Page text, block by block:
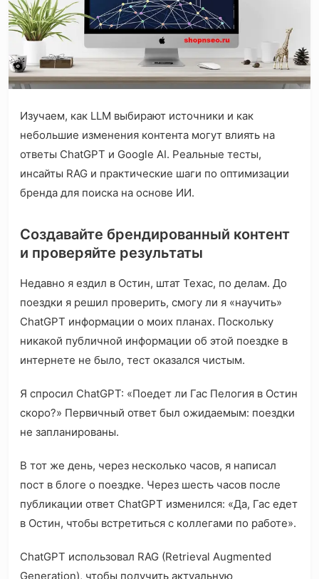
Изучаем, как LLM выбирают источники и как
небольшие изменения контента могут влиять на
ответы ChatGPT и Google AI. Реальные тесты,
инсайты RAG и практические шаги по оптимизации
бренда для поиска на основе ИИ.
Создавайте брендированный контент
и проверяйте результаты
Недавно я ездил в Остин, штат Техас, по делам. До
поездки я решил проверить, смогу ли я «научить»
ChatGPT информации о моих планах. Поскольку
никакой публичной информации об этой поездке в
интернете не было, тест оказался чистым.
Я спросил ChatGPT: «Поедет ли Гас Пелогия в Остин
скоро?» Первичный ответ был ожидаемым: поездки
не запланированы.
В тот же день, через несколько часов, я написал
пост в блоге о поездке. Через шесть часов после
публикации ответ ChatGPT изменился: «Да, Гас едет
в Остин, чтобы встретиться с коллегами по работе».
ChatGPT использовал RAG (Retrieval Augmented
Generation), чтобы получить актуальную